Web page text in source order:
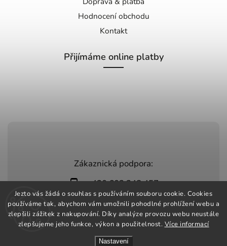
Jezto vás žádá o souhlas s používáním souboru cookie. Cookies
používáme tak, abychom vám umožnili pohodlné prohlížení webu a
zlepšili zážitek z nakupování. Díky analýze provozu webu neustále
zlepšujeme jeho funkce, výkon a použitelnost. Více informací
Nastavení
Zákaznická podpora:
+420 603 248 457
info@jeztomarket.cz
Hodnocení obchodu
Kontakt
Přijímáme online platby